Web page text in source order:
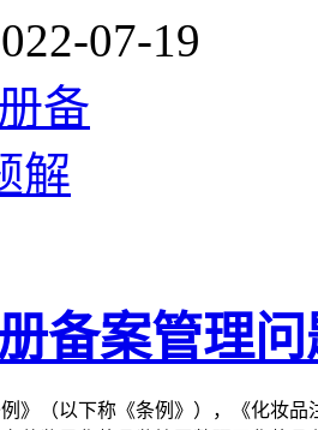
07-19
备案管理
》（以下称《条例》），《化妆